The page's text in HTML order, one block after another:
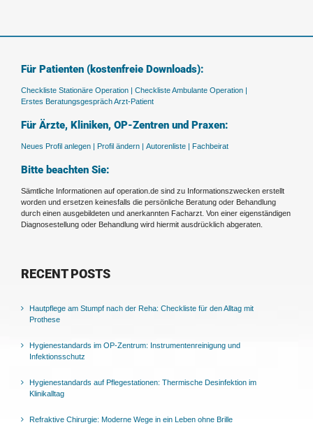
Für Patienten (kostenfreie Downloads):
Checkliste Stationäre Operation | Checkliste Ambulante Operation |
Erstes Beratungsgespräch Arzt-Patient
Für Ärzte, Kliniken, OP-Zentren und Praxen:
Neues Profil anlegen | Profil ändern | Autorenliste | Fachbeirat
Bitte beachten Sie:
Sämtliche Informationen auf operation.de sind zu Informationszwecken erstellt
worden und ersetzen keinesfalls die persönliche Beratung oder Behandlung
durch einen ausgebildeten und anerkannten Facharzt. Von einer eigenständigen
Diagnosestellung oder Behandlung wird hiermit ausdrücklich abgeraten.
RECENT POSTS
Hautpflege am Stumpf nach der Reha: Checkliste für den Alltag mit
Prothese
Hygienestandards im OP-Zentrum: Instrumentenreinigung und
Infektionsschutz
Hygienestandards auf Pflegestationen: Thermische Desinfektion im
Klinikalltag
Refraktive Chirurgie: Moderne Wege in ein Leben ohne Brille